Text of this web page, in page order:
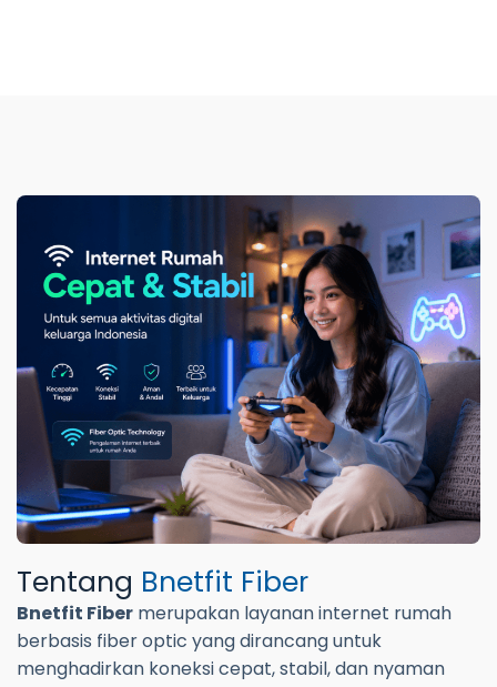
Tentang Bnetfit Fiber
Bnetfit Fiber merupakan layanan internet rumah
berbasis fiber optic yang dirancang untuk
menghadirkan koneksi cepat, stabil, dan nyaman